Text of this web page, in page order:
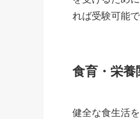
れば受験可能で
食育・栄
健全な食生活